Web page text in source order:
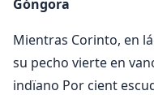
Góngora
Mientras Corinto, en
su pecho vierte en
indïano Por cient